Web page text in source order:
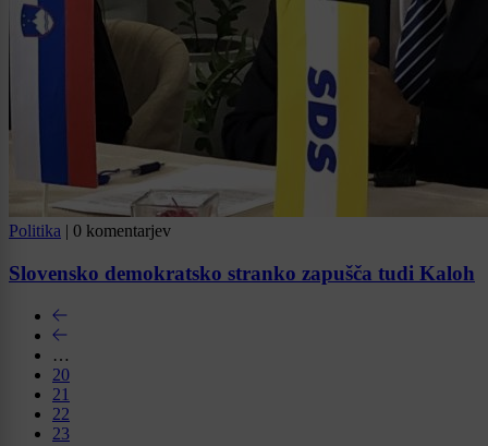
Politika | 0 komentarjev
Slovensko demokratsko stranko zapušča tudi Kaloh
…
20
21
22
23